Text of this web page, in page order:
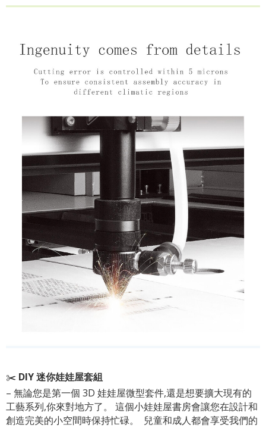
✂️ DIY 迷你娃娃屋套組
– 無論您是第一個 3D 娃娃屋微型套件,還是想要擴大現有的
工藝系列,你來對地方了。 這個小娃娃屋書房會讓您在設計和
創造完美的小空間時保持忙碌。 ​ 兒童和成人都會享受我們的